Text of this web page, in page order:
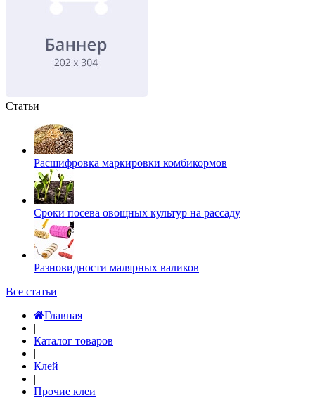
Статьи
Расшифровка маркировки комбикормов
Сроки посева овощных культур на рассаду
Разновидности малярных валиков
Все статьи
Главная
|
Каталог товаров
|
Клей
|
Прочие клеи